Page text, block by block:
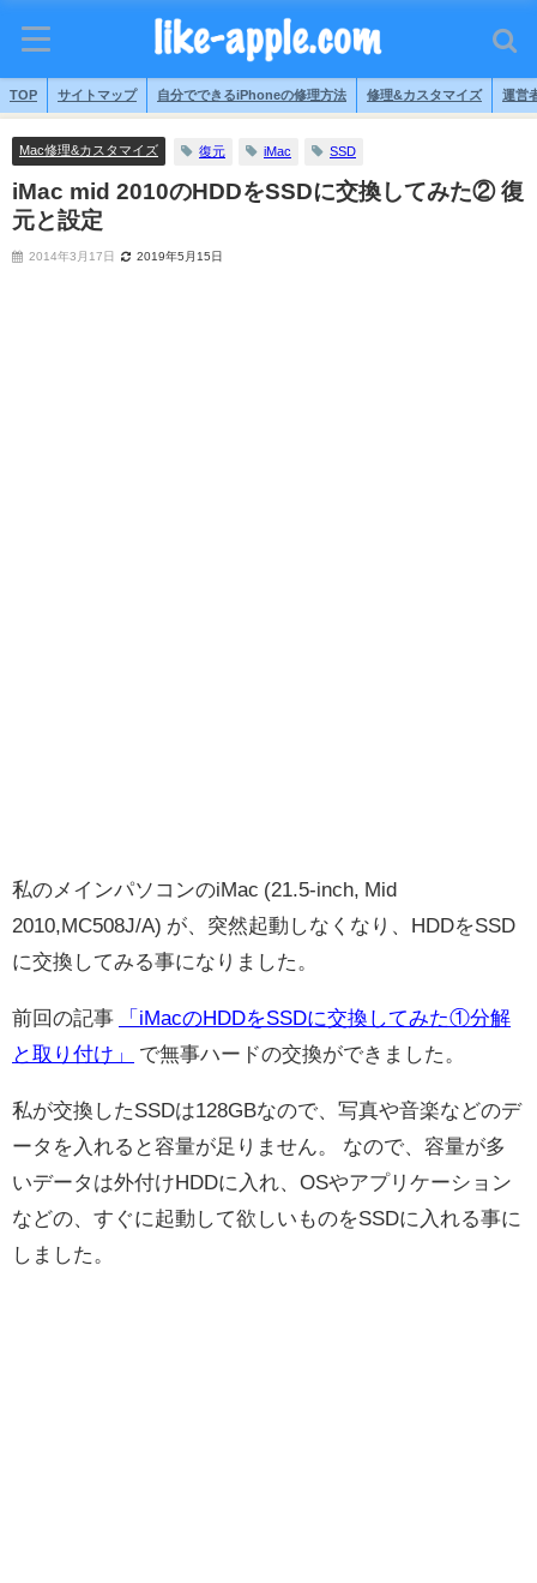
TOP サイトマップ 自分でできるiPhoneの修理方法 修理&カスタマイズ 運営
Mac修理&カスタマイズ 復元 iMac SSD
iMac mid 2010のHDDをSSDに交換してみた② 復
元と設定
2014年3月17日 2019年5月15日
私のメインパソコンのiMac (21.5-inch, Mid
2010,MC508J/A) が、突然起動しなくなり、HDDをSSD
に交換してみる事になりました。
前回の記事 「 iMacのHDDをSSDに交換してみた①分解
と取り付け」
で無事ハードの交換ができました。
私が交換したSSDは128GBなので、写真や音楽などのデ
ータを入れると容量が足りません。 なので、容量が多
いデータは外付けHDDに入れ、OSやアプリケーション
などの、すぐに起動して欲しいものをSSDに入れる事に
しました。